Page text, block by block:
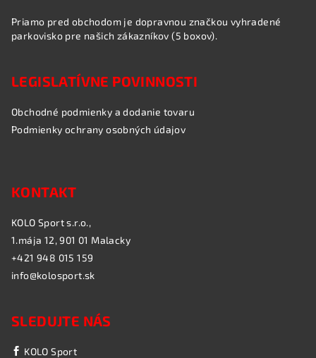
Priamo pred obchodom je dopravnou značkou vyhradené
parkovisko pre našich zákazníkov (5 boxov).
LEGISLATÍVNE POVINNOSTI
Obchodné podmienky a dodanie tovaru
Podmienky ochrany osobných údajov
KONTAKT
KOLO Sport s.r.o.,
1.mája 12, 901 01 Malacky
+421 948 015 159
info@kolosport.sk
SLEDUJTE NÁS
KOLO Sport